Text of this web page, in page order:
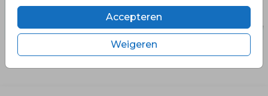
Accepteren
Weigeren